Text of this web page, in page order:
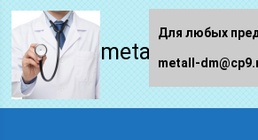
metall-dm.ru
Для любых
metall-